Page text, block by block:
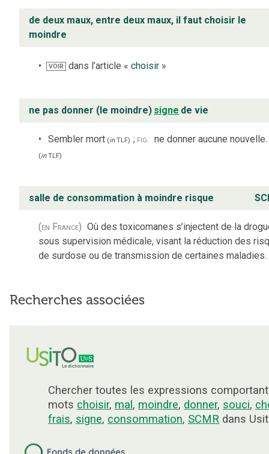
de deux maux, entre deux maux, il faut choisir le
moindre
VOIR dans l’article «choisir »
ne pas donner (le moindre) signe de vie
Sembler mort (inTLF) ; fig. ne donner aucune nouvelle.
(inTLF)
salle de consommation à moindre risque
(en France) Où des toxicomanes s’injectent de la
sous supervision médicale, visant la réduction des
de surdose ou de transmission de certaines maladies.
Recherches associées
Chercher toutes les expressions
mots choisir, mal , moindre, donner, souci,
frais, signe, consommation, SCMR dans